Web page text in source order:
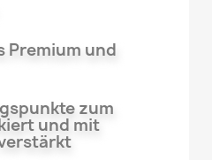
Premium und
zum
und mit